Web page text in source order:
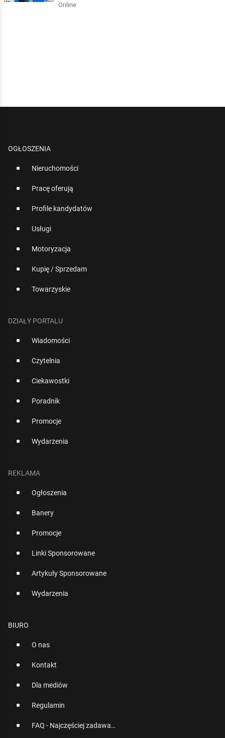
Online
OGŁOSZENIA
Nieruchomości
Pracę oferują
Profile kandydatów
Usługi
Motoryzacja
Kupię / Sprzedam
Towarzyskie
DZIAŁY PORTALU
Wiadomości
Czytelnia
Ciekawostki
Poradnik
Promocje
Wydarzenia
REKLAMA
Ogłoszenia
Banery
Promocje
Linki Sponsorowane
Artykuły Sponsorowane
Wydarzenia
BIURO
O nas
Kontakt
Dla mediów
Regulamin
FAQ - Najczęściej zadawane pytania